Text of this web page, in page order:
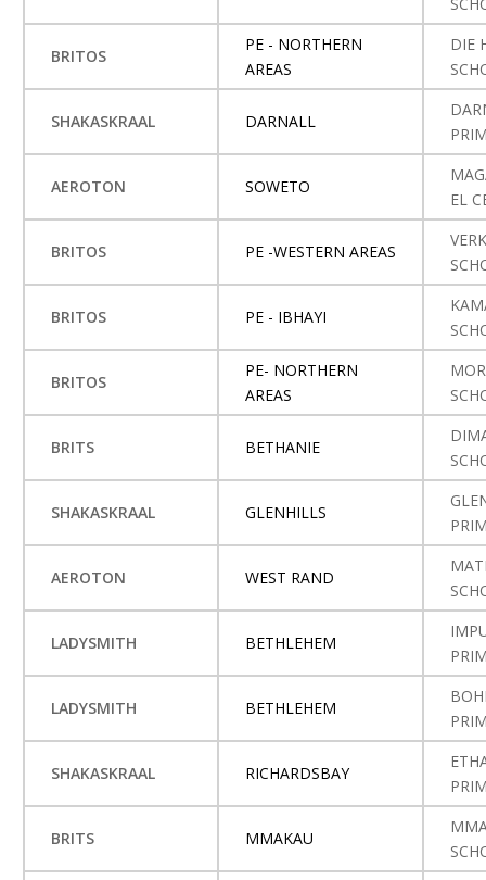
BRITOS
PE - NORTHERN
AREAS
DIE
SHAKASKRAAL DARNALL
AEROTON SOWETO
EL
BRITOS PE -WESTERN AREAS
BRITOS PE - IBHAYI
BRITOS
PE- NORTHERN
AREAS
BRITS BETHANIE
SHAKASKRAAL GLENHILLS
AEROTON WEST RAND
LADYSMITH BETHLEHEM
LADYSMITH BETHLEHEM
SHAKASKRAAL RICHARDSBAY
BRITS MMAKAU